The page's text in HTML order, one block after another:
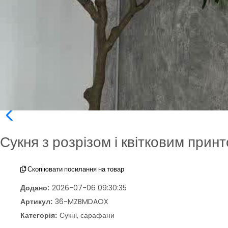
Сукня з розрізом і квітковим
Скопіювати посилання на товар
Додано: 2026-07-06 09:30:35
Артикул: 36-MZBMDAOX
Категорія: Сукні, сарафани